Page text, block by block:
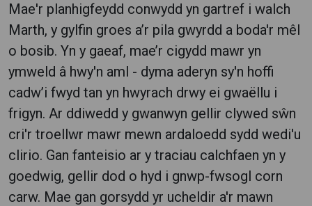
Mae'r planhigfeydd conwydd yn gartref i walch
Marth, y gylfin groes a’r pila gwyrdd a boda'r mêl
o bosib. Yn y gaeaf, mae’r cigydd mawr yn
ymweld â hwy'n aml - dyma aderyn sy'n hoffi
cadw’i fwyd tan yn hwyrach drwy ei gwaëllu i
frigyn. Ar ddiwedd y gwanwyn gellir clywed sŵn
cri'r troellwr mawr mewn ardaloedd sydd wedi'u
clirio. Gan fanteisio ar y traciau calchfaen yn y
goedwig, gellir dod o hyd i gnwp-fwsogl corn
carw. Mae gan gorsydd yr ucheldir a'r mawn